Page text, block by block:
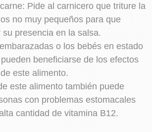
Pide al carnicero que triture la
no muy pequeños para que
su presencia en la salsa.
o los bebés en estado
beneficiarse de los efectos
este alimento.
este alimento también puede
con problemas estomacales
cantidad de vitamina B12.